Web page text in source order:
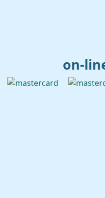
on-